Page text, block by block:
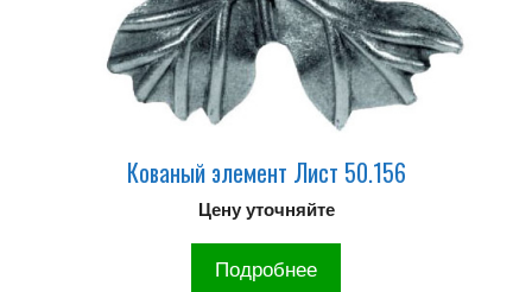
Кованый элемент Лист 50.156
Цену уточняйте
Подробнее